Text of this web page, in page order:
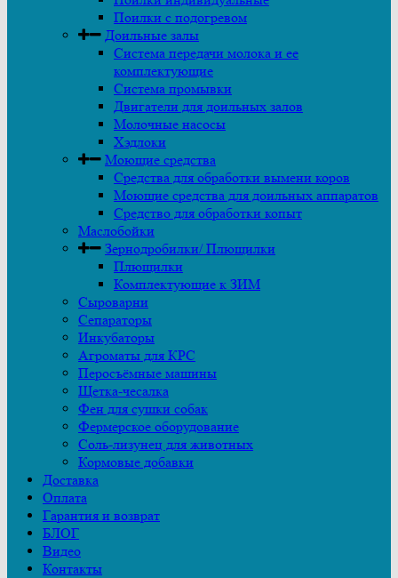
Поилки с подогревом
Доильные залы
Система передачи молока и ее
комплектующие
Система промывки
Двигатели для доильных залов
Молочные насосы
Хэдлоки
Моющие средства
Средства для обработки вымени коров
Моющие средства для доильных аппаратов
Средство для обработки копыт
Маслобойки
Зернодробилки/ Плющилки
Плющилки
Комплектующие к ЗИМ
Сыроварни
Сепараторы
Инкубаторы
Агроматы для КРС
Перосъёмные машины
Щетка-чесалка
Фен для сушки собак
Фермерское оборудование
Соль-лизунец для животных
Кормовые добавки
Доставка
Оплата
Гарантия и возврат
БЛОГ
Видео
Контакты